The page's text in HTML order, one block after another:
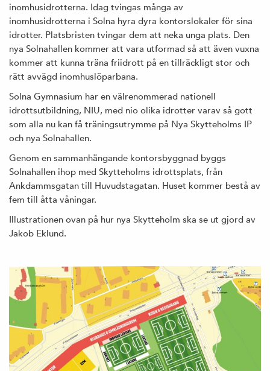
inomhusidrotterna. Idag tvingas många av
inomhusidrotterna i Solna hyra dyra kontorslokaler för sina
idrotter. Platsbristen tvingar dem att neka unga plats. Den
nya Solnahallen kommer att vara utformad så att även vuxna
kommer att kunna träna friidrott på en tillräckligt stor och
rätt avvägd inomhuslöparbana.
Solna Gymnasium har en välrenommerad nationell
idrottsutbildning, NIU, med nio olika idrotter varav så gott
som alla nu kan få träningsutrymme på Nya Skytteholms IP
och nya Solnahallen.
Genom en sammanhängande kontorsbyggnad byggs
Solnahallen ihop med Skytteholms idrottsplats, från
Ankdammsgatan till Huvudstagatan. Huset kommer bestå av
fem till åtta våningar.
Illustrationen ovan på hur nya Skytteholm ska se ut gjord av
Jakob Eklund.